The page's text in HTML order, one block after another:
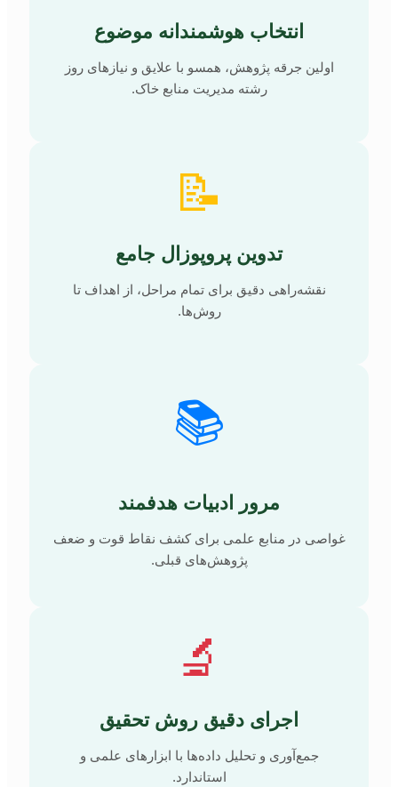
انتخاب هوشمندانه موضوع
اولین جرقه پژوهش، همسو با علایق و نیازهای روز
رشته مدیریت منابع خاک.
📝
تدوین پروپوزال جامع
نقشه‌راهی دقیق برای تمام مراحل، از اهداف تا
روش‌ها.
📚
مرور ادبیات هدفمند
غواصی در منابع علمی برای کشف نقاط قوت و ضعف
پژوهش‌های قبلی.
🔬
اجرای دقیق روش تحقیق
جمع‌آوری و تحلیل داده‌ها با ابزارهای علمی و
استاندارد.